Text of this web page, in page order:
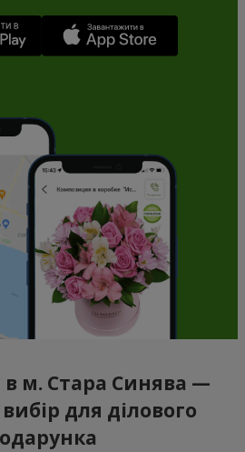
в м. Стара Синява —
для ділового